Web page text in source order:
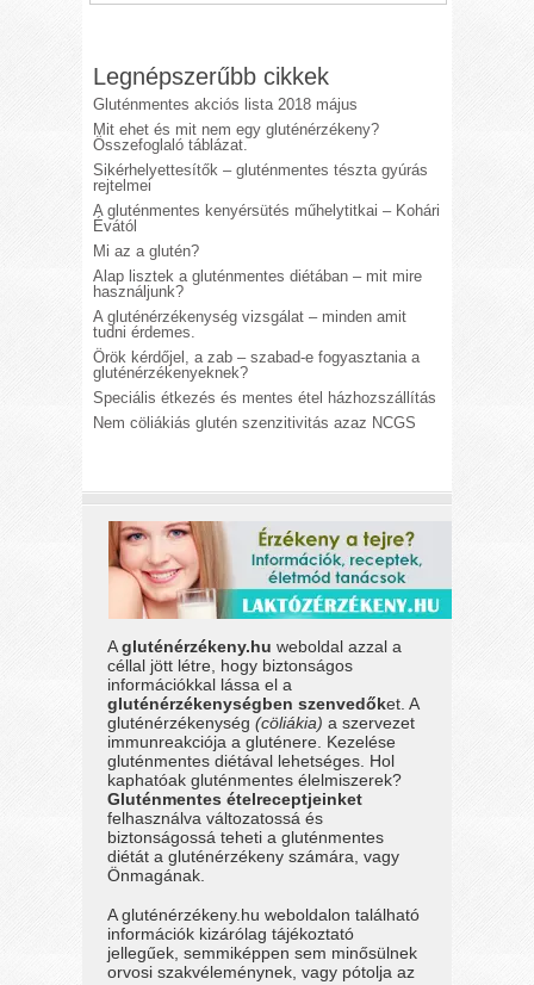
Legnépszerűbb cikkek
Gluténmentes akciós lista 2018 május
Mit ehet és mit nem egy gluténérzékeny?
Összefoglaló táblázat.
Sikérhelyettesítők – gluténmentes tészta gyúrás
rejtelmei
A gluténmentes kenyérsütés műhelytitkai – Kohári
Évától
Mi az a glutén?
Alap lisztek a gluténmentes diétában – mit mire
használjunk?
A gluténérzékenység vizsgálat – minden amit
tudni érdemes.
Örök kérdőjel, a zab – szabad-e fogyasztania a
gluténérzékenyeknek?
Speciális étkezés és mentes étel házhozszállítás
Nem cöliákiás glutén szenzitivitás azaz NCGS
Agluténérzékeny.hu weboldal azzal a
céllal jött létre, hogy biztonságos
információkkal lássa el a
gluténérzékenységben szenvedőket. A
gluténérzékenység(cöliákia) a szervezet
immunreakciója a gluténere. Kezelése
gluténmentes diétával lehetséges. Hol
kaphatóak gluténmentes élelmiszerek?
Gluténmentes ételreceptjeinket
felhasználva változatossá és
biztonságossá teheti a gluténmentes
diétát a gluténérzékeny számára, vagy
Önmagának.
A gluténérzékeny.hu weboldalon található
információk kizárólag tájékoztató
jellegűek, semmiképpen sem minősülnek
orvosi szakvéleménynek, vagy pótolja az